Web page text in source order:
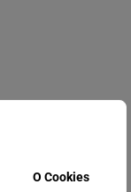
O Cookies